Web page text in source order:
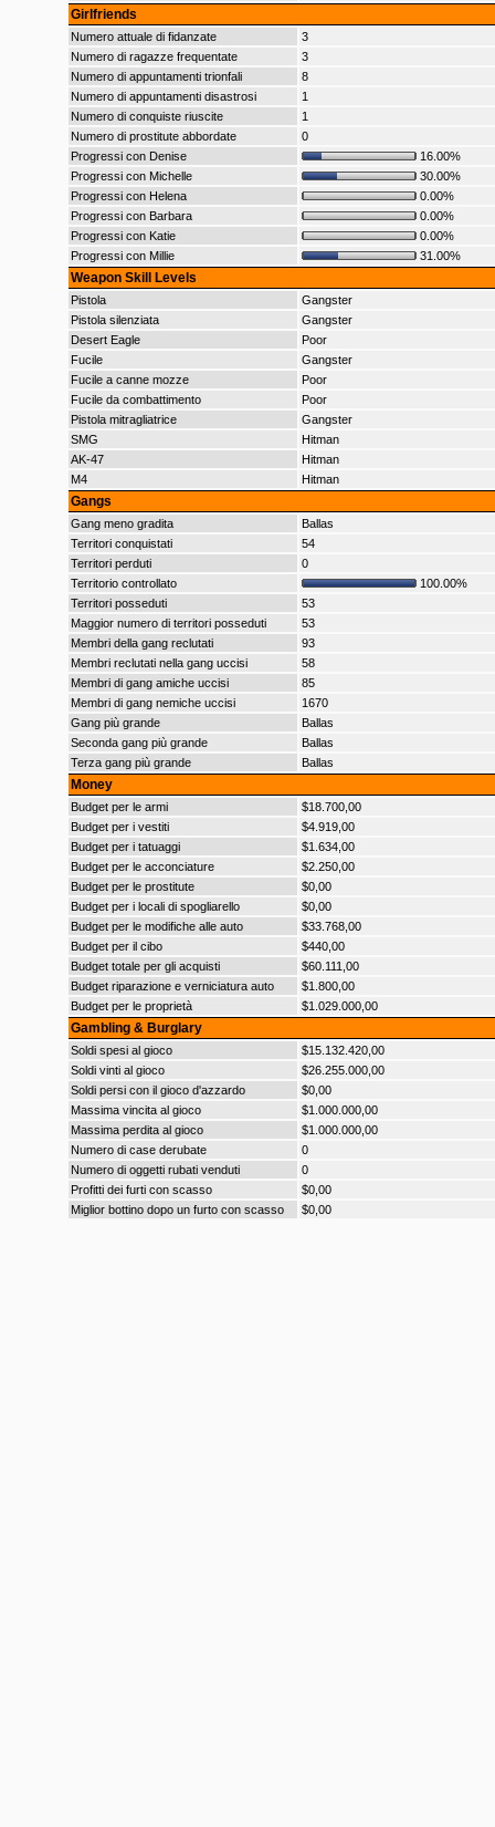
Girlfriends
Numero attuale di fidanzate
3
Numero di ragazze frequentate
3
Numero di appuntamenti trionfali
8
Numero di appuntamenti disastrosi
1
Numero di conquiste riuscite
1
Numero di prostitute abbordate
0
Progressi con Denise
16.00%
Progressi con Michelle
30.00%
Progressi con Helena
0.00%
Progressi con Barbara
0.00%
Progressi con Katie
0.00%
Progressi con Millie
31.00%
Weapon Skill Levels
Pistola
Gangster
Pistola silenziata
Gangster
Desert Eagle
Poor
Fucile
Gangster
Fucile a canne mozze
Poor
Fucile da combattimento
Poor
Pistola mitragliatrice
Gangster
SMG
Hitman
AK-47
Hitman
M4
Hitman
Gangs
Gang meno gradita
Ballas
Territori conquistati
54
Territori perduti
0
Territorio controllato
100.00%
Territori posseduti
53
Maggior numero di territori posseduti
53
Membri della gang reclutati
93
Membri reclutati nella gang uccisi
58
Membri di gang amiche uccisi
85
Membri di gang nemiche uccisi
1670
Gang più grande
Ballas
Seconda gang più grande
Ballas
Terza gang più grande
Ballas
Money
Budget per le armi
$18.700,00
Budget per i vestiti
$4.919,00
Budget per i tatuaggi
$1.634,00
Budget per le acconciature
$2.250,00
Budget per le prostitute
$0,00
Budget per i locali di spogliarello
$0,00
Budget per le modifiche alle auto
$33.768,00
Budget per il cibo
$440,00
Budget totale per gli acquisti
$60.111,00
Budget riparazione e verniciatura auto
$1.800,00
Budget per le proprietà
$1.029.000,00
Gambling & Burglary
Soldi spesi al gioco
$15.132.420,00
Soldi vinti al gioco
$26.255.000,00
Soldi persi con il gioco d'azzardo
$0,00
Massima vincita al gioco
$1.000.000,00
Massima perdita al gioco
$1.000.000,00
Numero di case derubate
0
Numero di oggetti rubati venduti
0
Profitti dei furti con scasso
$0,00
Miglior bottino dopo un furto con scasso
$0,00